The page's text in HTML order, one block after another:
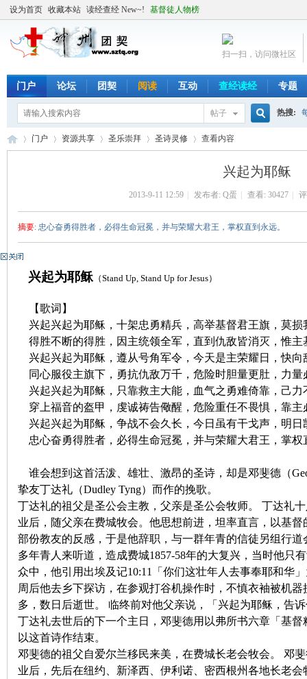
设为首页 收藏本站 读经查经 New~! 基督徒人物榜
扫一扫，访问微社区
门户 论坛 团契 阅读 互动 查经读经 专题
帖子
索
热搜:
门户 资源共享 圣乐崇拜
›
圣诗灵修
›
查看内容
兴起为耶稣
2013-9-11 12:59 发布者: Q蛋 查看: 30427
摘要: 忠心奋勇得胜者，必得生命冠冕，并与荣耀大君王，掌权直到永远。
兴起为耶稣（Stand Up, Stand Up for Jesus）
【歌词】
兴起兴起为耶稣，十架忠勇精兵，高举基督君王旗，莫损
得胜不断的得胜，因主统领全军，直到仇敌皆消灭，惟主
兴起兴起为耶稣，遵从号角军令，今天是主荣耀日，快向
同心服役主旗下，勇抗仇敌万千，危险时胆量更肚，力量
兴起兴起为耶稣，只靠救主大能，血气之勇难倚靠，己力
穿上福音的盔甲，虔诚祷告儆醒，危险重任不畏惧，靠主
兴起兴起为耶稣，争战不会久长，今日虽有干戈声，明日
忠心奋勇得胜者，必得生命冠冕，并与荣耀大君王，掌权
谁会想到这首活泼、雄壮、激昂的圣诗，却是邓斐德（
挚友丁达礼（Dudley Tyng）而作的挽歌。
丁达礼的祖父是圣公会主教，父亲是圣公会牧师。
丁达礼
业后，随父亲在费城牧会。他思想前进，坦率直言，以基
部份教友的反感，于是他辞职，与一群年青的信徒另组行
多年青人来听道，造成费城1857-58年的大复兴，当时他只
众中，他引用出埃及记10:11
「你们这壮年人去事奉耶和华
周后他去乡下探访，在参观打谷机操作时，不慎衣袖被机
多，数日后逝世。
临终前对他父亲说，「兴起为耶稣，告
丁达礼去世后的下一个主日，邓斐德用以弗所书六章「基
以这首诗作结束。
邓斐德的祖父自爱尔兰移民来美，在费城长老会牧会。
邓
业后，先后在纽约、新泽西、伊利诺、密西根州各地长老会